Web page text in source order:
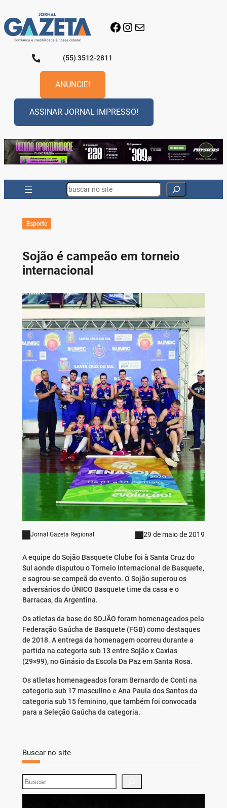
para
o
conteúdo
Facebook
Instagram
E-mail
(55) 3512-2811
ANUNCIE!
ASSINAR JORNAL IMPRESSO!
Search
Esporte
Sojão é campeão em torneio
internacional
Jornal Gazeta Regional 29 de maio de 2019
A equipe do Sojão Basquete Clube foi à Santa Cruz do
Sul aonde disputou o Torneio Internacional de Basquete,
e sagrou-se campeã do evento. O Sojão superou os
adversários do ÚNICO Basquete time da casa e o
Barracas, da Argentina.
Os atletas da base do SOJÃO foram homenageados pela
Federação Gaúcha de Basquete (FGB) como destaques
de 2018. A entrega da homenagem ocorreu durante a
partida na categoria sub 13 entre Sojão x Caxias
(29×99), no Ginásio da Escola Da Paz em Santa Rosa.
Os atletas homenageados foram Bernardo de Conti na
categoria sub 17 masculino e Ana Paula dos Santos da
categoria sub 15 feminino, que também foi convocada
para a Seleção Gaúcha da categoria.
Buscar no site
S
e